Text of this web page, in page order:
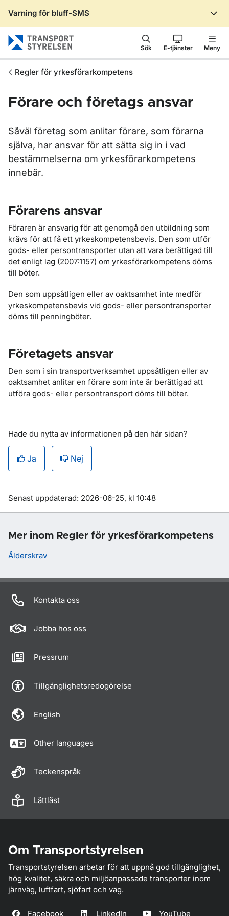
Varning för bluff-SMS
Sök E-tjänster Meny
Regler för yrkesförarkompetens
Förare och företags ansvar
Såväl företag som anlitar förare, som förarna
själva, har ansvar för att sätta sig in i vad
bestämmelserna om yrkesförarkompetens
innebär.
Förarens ansvar
Föraren är ansvarig för att genomgå den utbildning som
krävs för att få ett yrkeskompetensbevis. Den som utför
gods- eller persontransporter utan att vara berättigad till
det enligt lag (2007:1157) om yrkesförarkompetens döms
till böter.
Den som uppsåtligen eller av oaktsamhet inte medför
yrkeskompetensbevis vid gods- eller persontransporter
döms till penningböter.
Företagets ansvar
Den som i sin transportverksamhet uppsåtligen eller av
oaktsamhet anlitar en förare som inte är berättigad att
utföra gods- eller persontransport döms till böter.
Hade du nytta av informationen på den här sidan?
Ja Nej
Om sidan
Senast uppdaterad: 2026-06-25, kl 10:48
Mer inom Regler för yrkesförarkompetens
Ålderskrav
Kontakta oss
Jobba hos oss
Pressrum
Tillgänglighetsredogörelse
English
Other languages
Teckenspråk
Lättläst
Om Transportstyrelsen
Transportstyrelsen arbetar för att uppnå god tillgänglighet,
hög kvalitet, säkra och miljöanpassade transporter inom
järnväg, luftfart, sjöfart och väg.
Facebook LinkedIn YouTube